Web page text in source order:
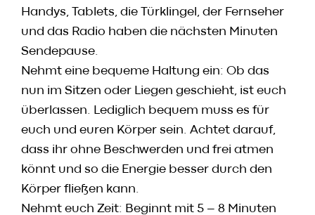
Handys, Tablets, die Türklingel, der Fernseher
und das Radio haben die nächsten Minuten
Sendepause.
Nehmt eine bequeme Haltung ein: Ob das
nun im Sitzen oder Liegen geschieht, ist euch
überlassen. Lediglich bequem muss es für
euch und euren Körper sein. Achtet darauf,
dass ihr ohne Beschwerden und frei atmen
könnt und so die Energie besser durch den
Körper fließen kann.
Nehmt euch Zeit: Beginnt mit 5 – 8 Minuten